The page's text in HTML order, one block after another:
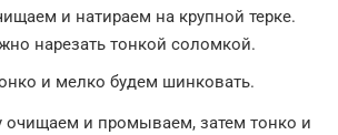
и натираем на крупной терке.
нарезать тонкой соломкой.
и мелко будем шинковать.
очищаем и промываем, затем тонко и